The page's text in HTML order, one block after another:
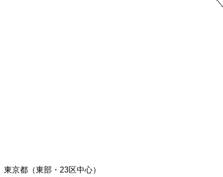
東京都（東部・23区中心）